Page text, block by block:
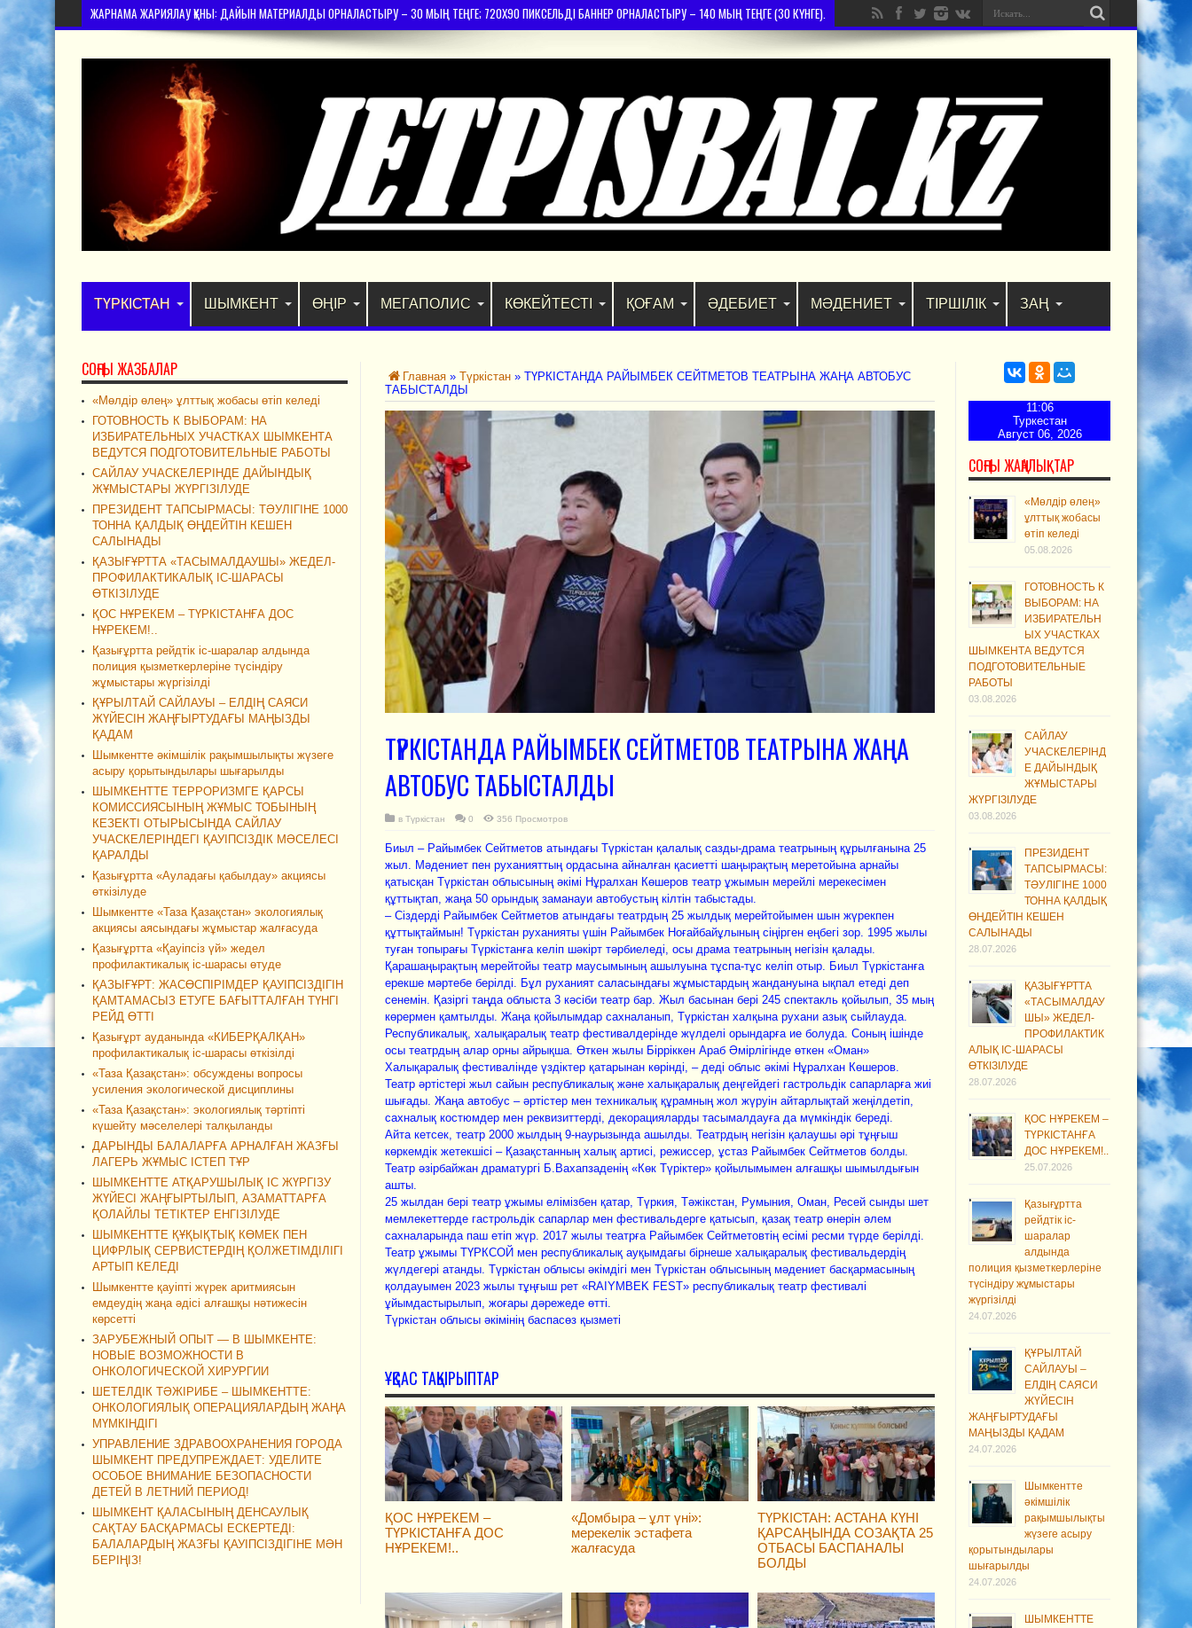
ЖАРНАМА ЖАРИЯЛАУ ҚҰНЫ: ДАЙЫН МАТЕРИАЛДЫ ОРНАЛАСТЫРУ – 30 МЫҢ ТЕҢГЕ; 720Х90 ПИКСЕЛЬДІ БАННЕР ОРНАЛАСТЫРУ – 140 МЫҢ ТЕҢГЕ (30 КҮНГЕ).
ТҮРКІСТАН ШЫМКЕНТ ӨҢІР МЕГАПОЛИС КӨКЕЙТЕСТІ ҚОҒАМ ӘДЕБИЕТ МӘДЕНИЕТ ТІРШІЛІК ЗАҢ
Главная » Түркістан » ТҮРКІСТАНДА РАЙЫМБЕК СЕЙТМЕТОВ ТЕАТРЫНА ЖАҢА АВТОБУС
ТАБЫСТАЛДЫ
ТҮРКІСТАНДА РАЙЫМБЕК СЕЙТМЕТОВ ТЕАТРЫНА ЖАҢА
АВТОБУС ТАБЫСТАЛДЫ
в Түркістан 0 356 Просмотров
Биыл – Райымбек Сейтметов атындағы Түркістан қалалық сазды-драма театрының құрылғанына 25
жыл. Мәдениет пен руханияттың ордасына айналған қасиетті шаңырақтың меретойына арнайы
қатысқан Түркістан облысының әкімі Нұралхан Көшеров театр ұжымын мерейлі мерекесімен
құттықтап, жаңа 50 орындық заманауи автобустың кілтін табыстады.
– Сіздерді Райымбек Сейтметов атындағы театрдың 25 жылдық мерейтойымен шын жүрекпен
құттықтаймын! Түркістан руханияты үшін Райымбек Ноғайбайұлының сіңірген еңбегі зор. 1995 жылы
туған топырағы Түркістанға келіп шәкірт тәрбиеледі, осы драма театрының негізін қалады.
Қарашаңырақтың мерейтойы театр маусымының ашылуына тұспа-тұс келіп отыр. Биыл Түркістанға
ерекше мәртебе берілді. Бұл руханият саласындағы жұмыстардың жандануына ықпал етеді деп
сенемін. Қазіргі таңда облыста 3 кәсіби театр бар. Жыл басынан бері 245 спектакль қойылып, 35 мың
көрермен қамтылды. Жаңа қойылымдар сахналанып, Түркістан халқына рухани азық сыйлауда.
Республикалық, халықаралық театр фестивалдерінде жүлделі орындарға ие болуда. Соның ішінде
осы театрдың алар орны айрықша. Өткен жылы Бірріккен Араб Әмірлігінде өткен «Оман»
Халықаралық фестивалінде үздіктер қатарынан көрінді, – деді облыс әкімі Нұралхан Көшеров.
Театр әртістері жыл сайын республикалық және халықаралық деңгейдегі гастрольдік сапарларға жиі
шығады. Жаңа автобус – әртістер мен техникалық құрамның жол жүруін айтарлықтай жеңілдетіп,
сахналық костюмдер мен реквизиттерді, декорацияларды тасымалдауға да мүмкіндік береді.
Айта кетсек, театр 2000 жылдың 9-наурызында ашылды. Театрдың негізін қалаушы әрі тұңғыш
көркемдік жетекшісі – Қазақстанның халық артисі, режиссер, ұстаз Райымбек Сейтметов болды.
Театр әзірбайжан драматургі Б.Вахапзаденің «Көк Түріктер» қойылымымен алғашқы шымылдығын
ашты.
25 жылдан бері театр ұжымы елімізбен қатар, Түркия, Тәжікстан, Румыния, Оман, Ресей сынды шет
мемлекеттерде гастрольдік сапарлар мен фестивальдерге қатысып, қазақ театр өнерін әлем
сахналарында паш етіп жүр. 2017 жылы театрға Райымбек Сейтметовтің есімі ресми түрде берілді.
Театр ұжымы ТҮРКСОЙ мен республикалық ауқымдағы бірнеше халықаралық фестивальдердің
жүлдегері атанды. Түркістан облысы әкімдігі мен Түркістан облысының мәдениет басқармасының
қолдауымен 2023 жылы тұңғыш рет «RAIYMBEK FEST» республикалық театр фестивалі
ұйымдастырылып, жоғары дәрежеде өтті.
Түркістан облысы әкімінің баспасөз қызметі
ҰҚСАС ТАҚЫРЫПТАР
ҚОС НҰРЕКЕМ –
ТҮРКІСТАНҒА ДОС
НҰРЕКЕМ!..
«Домбыра – ұлт үні»:
мерекелік эстафета
жалғасуда
ТҮРКІСТАН: АСТАНА КҮНІ
ҚАРСАҢЫНДА СОЗАҚТА 25
ОТБАСЫ БАСПАНАЛЫ
БОЛДЫ
11:06
Туркестан
Август 06, 2026
СОҢҒЫ ЖАҢАЛЫҚТАР
«Мөлдір өлең»
ұлттық жобасы
өтіп келеді
05.08.2026
ГОТОВНОСТЬ К
ВЫБОРАМ: НА
ИЗБИРАТЕЛЬН
ЫХ УЧАСТКАХ
ШЫМКЕНТА ВЕДУТСЯ
ПОДГОТОВИТЕЛЬНЫЕ
РАБОТЫ
03.08.2026
САЙЛАУ
УЧАСКЕЛЕРІНД
Е ДАЙЫНДЫҚ
ЖҰМЫСТАРЫ
ЖҮРГІЗІЛУДЕ
03.08.2026
ПРЕЗИДЕНТ
ТАПСЫРМАСЫ:
ТӘУЛІГІНЕ 1000
ТОННА ҚАЛДЫҚ
ӨҢДЕЙТІН КЕШЕН
САЛЫНАДЫ
28.07.2026
ҚАЗЫҒҰРТТА
«ТАСЫМАЛДАУ
ШЫ» ЖЕДЕЛ-
ПРОФИЛАКТИК
АЛЫҚ ІС-ШАРАСЫ
ӨТКІЗІЛУДЕ
28.07.2026
ҚОС НҰРЕКЕМ –
ТҮРКІСТАНҒА
ДОС НҰРЕКЕМ!..
25.07.2026
Қазығұртта
рейдтік іс-
шаралар
алдында
полиция қызметкерлеріне
түсіндіру жұмыстары
жүргізілді
24.07.2026
ҚҰРЫЛТАЙ
САЙЛАУЫ –
ЕЛДІҢ САЯСИ
ЖҮЙЕСІН
ЖАҢҒЫРТУДАҒЫ
МАҢЫЗДЫ ҚАДАМ
24.07.2026
Шымкентте
әкімшілік
рақымшылықты
жүзеге асыру
қорытындылары
шығарылды
24.07.2026
ШЫМКЕНТТЕ
СОҢҒЫ ЖАЗБАЛАР
«Мөлдір өлең» ұлттық жобасы өтіп келеді
ГОТОВНОСТЬ К ВЫБОРАМ: НА
ИЗБИРАТЕЛЬНЫХ УЧАСТКАХ ШЫМКЕНТА
ВЕДУТСЯ ПОДГОТОВИТЕЛЬНЫЕ РАБОТЫ
САЙЛАУ УЧАСКЕЛЕРІНДЕ ДАЙЫНДЫҚ
ЖҰМЫСТАРЫ ЖҮРГІЗІЛУДЕ
ПРЕЗИДЕНТ ТАПСЫРМАСЫ: ТӘУЛІГІНЕ 1000
ТОННА ҚАЛДЫҚ ӨҢДЕЙТІН КЕШЕН
САЛЫНАДЫ
ҚАЗЫҒҰРТТА «ТАСЫМАЛДАУШЫ» ЖЕДЕЛ-
ПРОФИЛАКТИКАЛЫҚ ІС-ШАРАСЫ
ӨТКІЗІЛУДЕ
ҚОС НҰРЕКЕМ – ТҮРКІСТАНҒА ДОС
НҰРЕКЕМ!..
Қазығұртта рейдтік іс-шаралар алдында
полиция қызметкерлеріне түсіндіру
жұмыстары жүргізілді
ҚҰРЫЛТАЙ САЙЛАУЫ – ЕЛДІҢ САЯСИ
ЖҮЙЕСІН ЖАҢҒЫРТУДАҒЫ МАҢЫЗДЫ
ҚАДАМ
Шымкентте әкімшілік рақымшылықты жүзеге
асыру қорытындылары шығарылды
ШЫМКЕНТТЕ ТЕРРОРИЗМГЕ ҚАРСЫ
КОМИССИЯСЫНЫҢ ЖҰМЫС ТОБЫНЫҢ
КЕЗЕКТІ ОТЫРЫСЫНДА САЙЛАУ
УЧАСКЕЛЕРІНДЕГІ ҚАУІПСІЗДІК МӘСЕЛЕСІ
ҚАРАЛДЫ
Қазығұртта «Ауладағы қабылдау» акциясы
өткізілуде
Шымкентте «Таза Қазақстан» экологиялық
акциясы аясындағы жұмыстар жалғасуда
Қазығұртта «Қауіпсіз үй» жедел
профилактикалық іс-шарасы өтуде
ҚАЗЫҒҰРТ: ЖАСӨСПІРІМДЕР ҚАУІПСІЗДІГІН
ҚАМТАМАСЫЗ ЕТУГЕ БАҒЫТТАЛҒАН ТҮНГІ
РЕЙД ӨТТІ
Қазығұрт ауданында «КИБЕРҚАЛҚАН»
профилактикалық іс-шарасы өткізілді
«Таза Қазақстан»: обсуждены вопросы
усиления экологической дисциплины
«Таза Қазақстан»: экологиялық тәртіпті
күшейту мәселелері талқыланды
ДАРЫНДЫ БАЛАЛАРҒА АРНАЛҒАН ЖАЗҒЫ
ЛАГЕРЬ ЖҰМЫС ІСТЕП ТҰР
ШЫМКЕНТТЕ АТҚАРУШЫЛЫҚ ІС ЖҮРГІЗУ
ЖҮЙЕСІ ЖАҢҒЫРТЫЛЫП, АЗАМАТТАРҒА
ҚОЛАЙЛЫ ТЕТІКТЕР ЕНГІЗІЛУДЕ
ШЫМКЕНТТЕ ҚҰҚЫҚТЫҚ КӨМЕК ПЕН
ЦИФРЛЫҚ СЕРВИСТЕРДІҢ ҚОЛЖЕТІМДІЛІГІ
АРТЫП КЕЛЕДІ
Шымкентте қауіпті жүрек аритмиясын
емдеудің жаңа әдісі алғашқы нәтижесін
көрсетті
ЗАРУБЕЖНЫЙ ОПЫТ — В ШЫМКЕНТЕ:
НОВЫЕ ВОЗМОЖНОСТИ В
ОНКОЛОГИЧЕСКОЙ ХИРУРГИИ
ШЕТЕЛДІК ТӘЖІРИБЕ – ШЫМКЕНТТЕ:
ОНКОЛОГИЯЛЫҚ ОПЕРАЦИЯЛАРДЫҢ ЖАҢА
МҮМКІНДІГІ
УПРАВЛЕНИЕ ЗДРАВООХРАНЕНИЯ ГОРОДА
ШЫМКЕНТ ПРЕДУПРЕЖДАЕТ: УДЕЛИТЕ
ОСОБОЕ ВНИМАНИЕ БЕЗОПАСНОСТИ
ДЕТЕЙ В ЛЕТНИЙ ПЕРИОД!
ШЫМКЕНТ ҚАЛАСЫНЫҢ ДЕНСАУЛЫҚ
САҚТАУ БАСҚАРМАСЫ ЕСКЕРТЕДІ:
БАЛАЛАРДЫҢ ЖАЗҒЫ ҚАУІПСІЗДІГІНЕ МӘН
БЕРІҢІЗ!